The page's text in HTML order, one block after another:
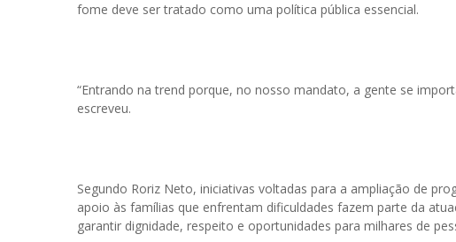
fome deve ser tratado como uma política pública essencial.
“Entrando na trend porque, no nosso mandato, a gente se
escreveu.
Segundo Roriz Neto, iniciativas voltadas para a ampliação de
apoio às famílias que enfrentam dificuldades fazem parte da
garantir dignidade, respeito e oportunidades para milhares de